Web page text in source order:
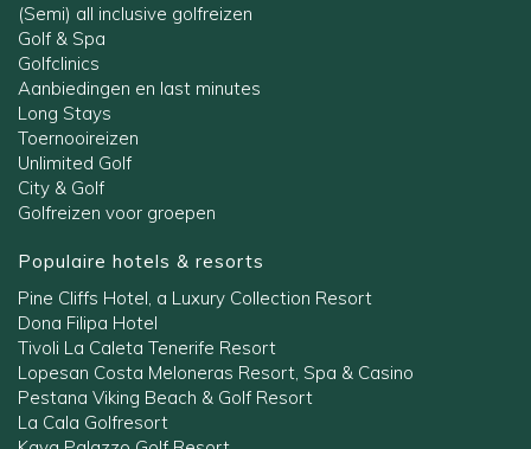
(Semi) all inclusive golfreizen
Golf & Spa
Golfclinics
Aanbiedingen en last minutes
Long Stays
Toernooireizen
Unlimited Golf
City & Golf
Golfreizen voor groepen
Populaire hotels & resorts
Pine Cliffs Hotel, a Luxury Collection Resort
Dona Filipa Hotel
Tivoli La Caleta Tenerife Resort
Lopesan Costa Meloneras Resort, Spa & Casino
Pestana Viking Beach & Golf Resort
La Cala Golfresort